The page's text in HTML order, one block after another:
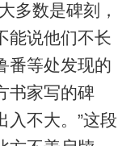
多数是碑刻，
能说他们不长
番等处发现的
书家写的碑
入不大。”这段